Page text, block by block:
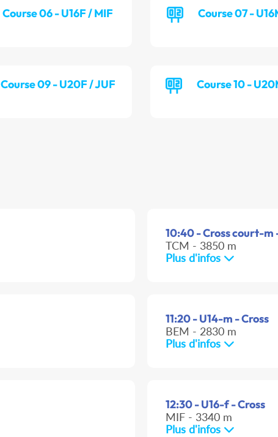
Course 06 - U16F / MIF Course 07 -
Course 09 - U20F / JUF Course 10 -
10:40 - Cross court-m
TCM - 3850 m
Plus d'infos
11:20 - U14-m - Cross
BEM - 2830 m
Plus d'infos
12:30 - U16-f - Cross
MIF - 3340 m
Plus d'infos